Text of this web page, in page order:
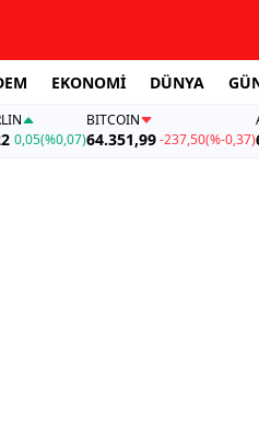
EKONOMİ DÜNYA
0,05(%0,07)
BITCOIN
64.351,99-237,50(%-0,37)